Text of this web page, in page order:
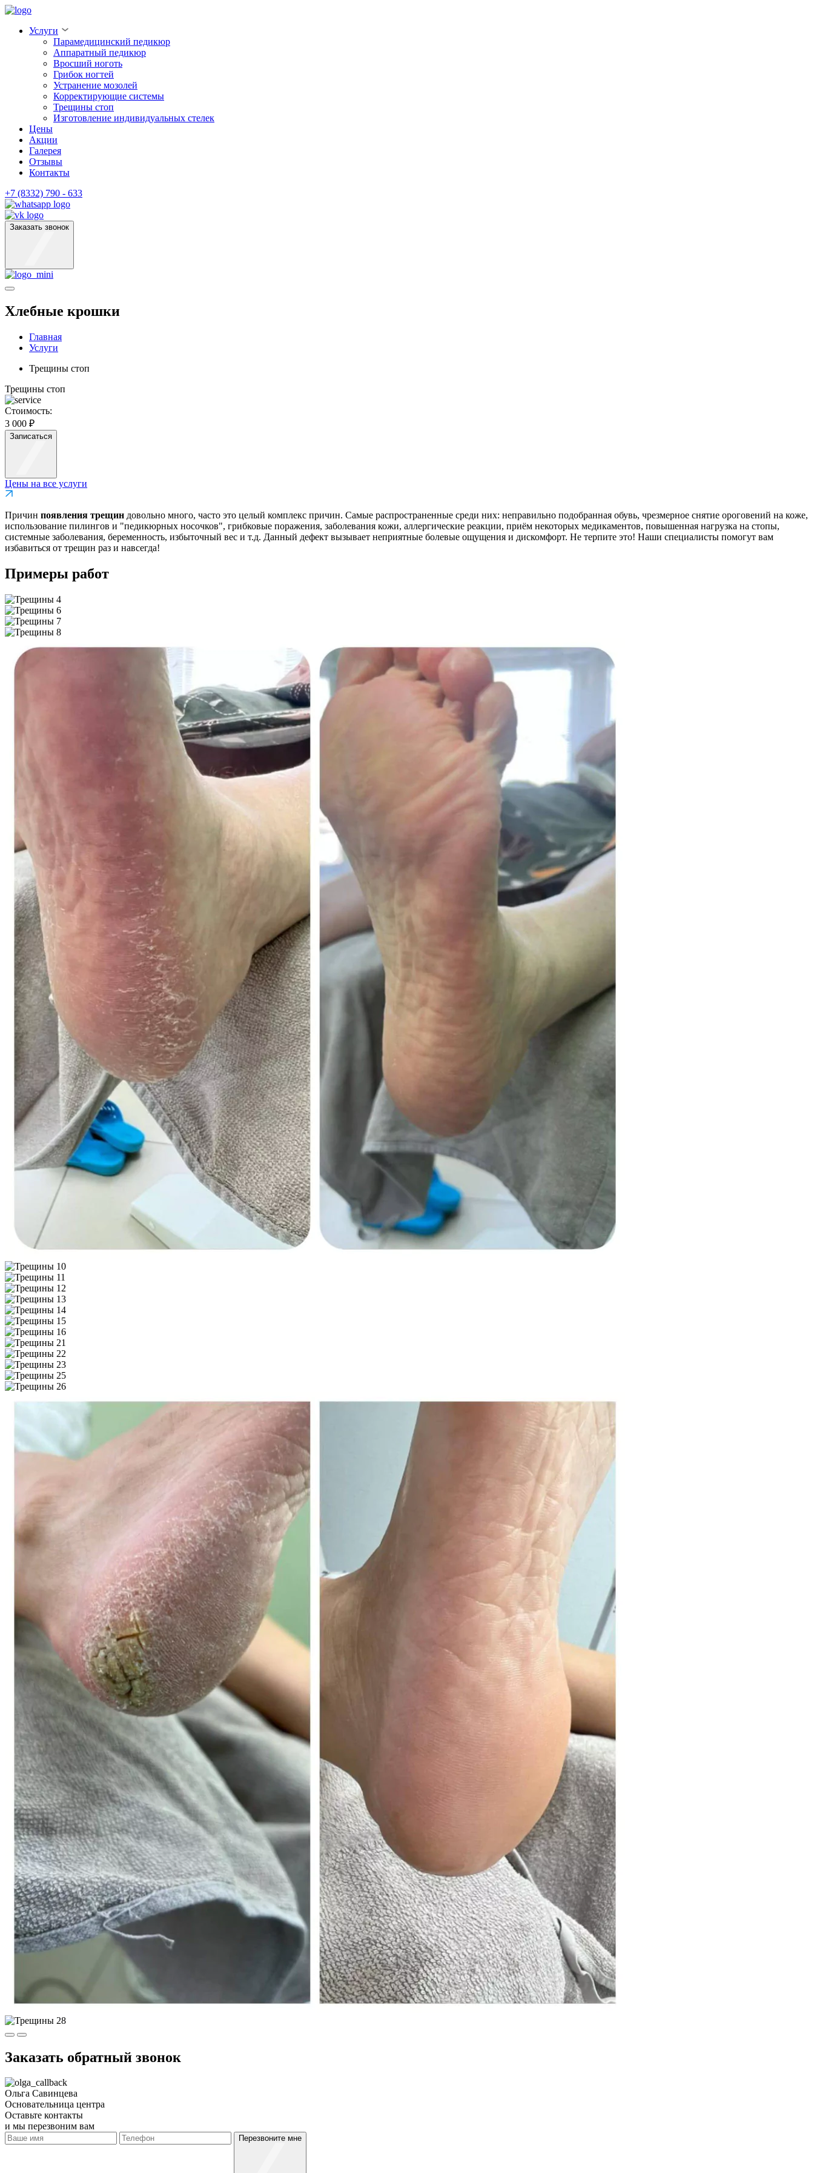
Услуги
Парамедицинский педикюр
Аппаратный педикюр
Вросший ноготь
Грибок ногтей
Устранение мозолей
Корректирующие системы
Трещины стоп
Изготовление индивидуальных стелек
Цены
Акции
Галерея
Отзывы
Контакты
+7 (8332) 790 - 633
Заказать звонок
Хлебные крошки
Главная
Услуги
Трещины стоп
Трещины стоп
Стоимость:
3 000 ₽
Записаться
Цены на все услуги
Причин появления трещин довольно много, часто это целый комплекс причин. Самые распространенные среди них: неправильно подобранная обувь, чрезмерное снятие ороговений на коже,
использование пилингов и "педикюрных носочков", грибковые поражения, заболевания кожи, аллергические реакции, приём некоторых медикаментов, повышенная нагрузка на стопы,
системные заболевания, беременность, избыточный вес и т.д. Данный дефект вызывает неприятные болевые ощущения и дискомфорт. Не терпите это! Наши специалисты помогут вам
избавиться от трещин раз и навсегда!
Примеры работ
Заказать обратный звонок
Ольга Савинцева
Основательница центра
Оставьте контакты
и мы перезвоним вам
Перезвоните мне